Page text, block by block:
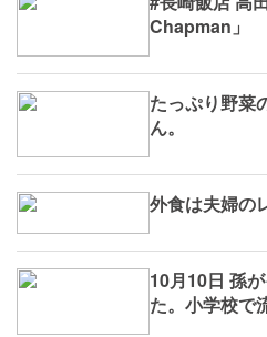
Chapman」
たっぷり野菜
ん。
外食は夫婦の
10月10日 孫
た。小学校で